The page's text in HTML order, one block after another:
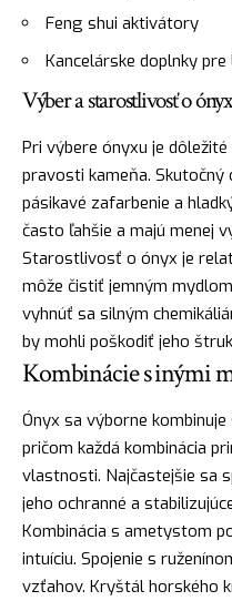
Feng shui aktivátory
Kancelárske doplnky
Výber a starostlivosť o ónyx
Pri výbere ónyxu je
pravosti kameňa.
pásikavé zafarbenie a
často ľahšie a majú menej
Starostlivosť o ónyx je
môže čistiť jemným
vyhnúť sa silným
by mohli poškodiť jeho
Kombinácie s inými
Ónyx sa výborne
pričom každá kombinácia
vlastnosti. Najčastejšie sa
jeho ochranné a
Kombinácia s ametystom
intuíciu. Spojenie s
vzťahov. Kryštál horského